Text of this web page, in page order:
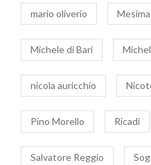
mario oliverio Mesima
Michele di Bari
nicola auricchio
Pino Morello Ricadi
Salvatore Reggio